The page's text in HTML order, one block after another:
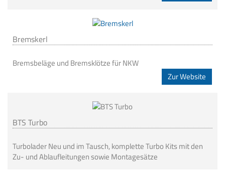
Bremskerl
Bremsbeläge und Bremsklötze für NKW
Zur Website
BTS Turbo
Turbolader Neu und im Tausch, komplette Turbo Kits mit den
Zu- und Ablaufleitungen sowie Montagesätze